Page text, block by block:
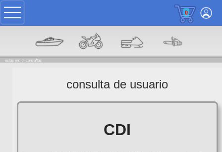
0
estas en: -> consultas
consulta de usuario
CDI